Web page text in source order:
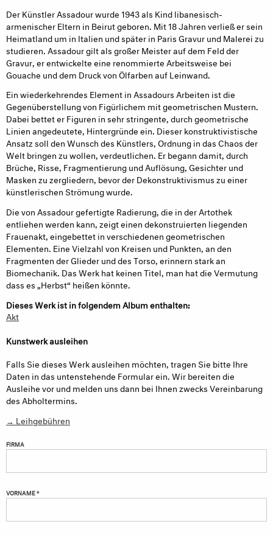
Der Künstler Assadour wurde 1943 als Kind libanesisch-
armenischer Eltern in Beirut geboren. Mit 18 Jahren verließ er sein
Heimatland um in Italien und später in Paris Gravur und Malerei zu
studieren. Assadour gilt als großer Meister auf dem Feld der
Gravur, er entwickelte eine renommierte Arbeitsweise bei
Gouache und dem Druck von Ölfarben auf Leinwand.
Ein wiederkehrendes Element in Assadours Arbeiten ist die
Gegenüberstellung von Figürlichem mit geometrischen Mustern.
Dabei bettet er Figuren in sehr stringente, durch geometrische
Linien angedeutete, Hintergründe ein. Dieser konstruktivistische
Ansatz soll den Wunsch des Künstlers, Ordnung in das Chaos der
Welt bringen zu wollen, verdeutlichen. Er begann damit, durch
Brüche, Risse, Fragmentierung und Auflösung, Gesichter und
Masken zu zergliedern, bevor der Dekonstruktivismus zu einer
künstlerischen Strömung wurde.
Die von Assadour gefertigte Radierung, die in der Artothek
entliehen werden kann, zeigt einen dekonstruierten liegenden
Frauenakt, eingebettet in verschiedenen geometrischen
Elementen. Eine Vielzahl von Kreisen und Punkten, an den
Fragmenten der Glieder und des Torso, erinnern stark an
Biomechanik. Das Werk hat keinen Titel, man hat die Vermutung
dass es „Herbst“ heißen könnte.
Dieses Werk ist in folgendem Album enthalten:
Akt
Kunstwerk ausleihen
Falls Sie dieses Werk ausleihen möchten, tragen Sie bitte Ihre
Daten in das untenstehende Formular ein. Wir bereiten die
Ausleihe vor und melden uns dann bei Ihnen zwecks Vereinbarung
des Abholtermins.
→ Leihgebühren
FIRMA
VORNAME *